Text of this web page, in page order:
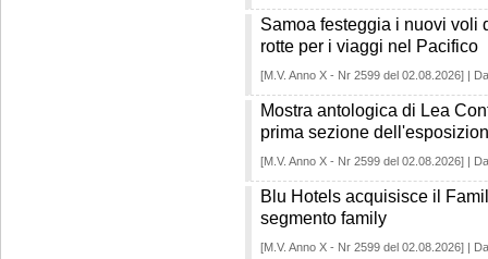
Samoa festeggia i nuovi voli
rotte per i viaggi nel Pacifico
[M.V. Anno X - Nr 2599 del 02.08.2026] |
Mostra antologica di Lea
prima sezione
[M.V. Anno X - Nr 2599 del 02.08.2026] |
Blu Hotels acquisisce il
segmento family
[M.V. Anno X - Nr 2599 del 02.08.2026] |